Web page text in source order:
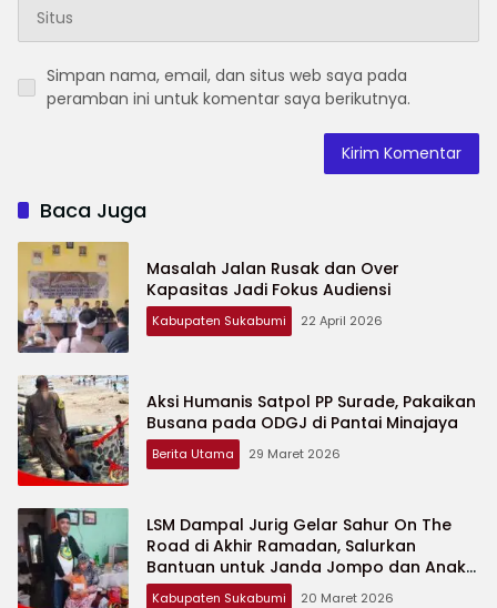
Simpan nama, email, dan situs web saya pada
peramban ini untuk komentar saya berikutnya.
Baca Juga
Masalah Jalan Rusak dan Over
Kapasitas Jadi Fokus Audiensi
Kabupaten Sukabumi 22 April 2026
Aksi Humanis Satpol PP Surade, Pakaikan
Busana pada ODGJ di Pantai Minajaya
Berita Utama 29 Maret 2026
LSM Dampal Jurig Gelar Sahur On The
Road di Akhir Ramadan, Salurkan
Bantuan untuk Janda Jompo dan Anak
Yatim
Kabupaten Sukabumi 20 Maret 2026